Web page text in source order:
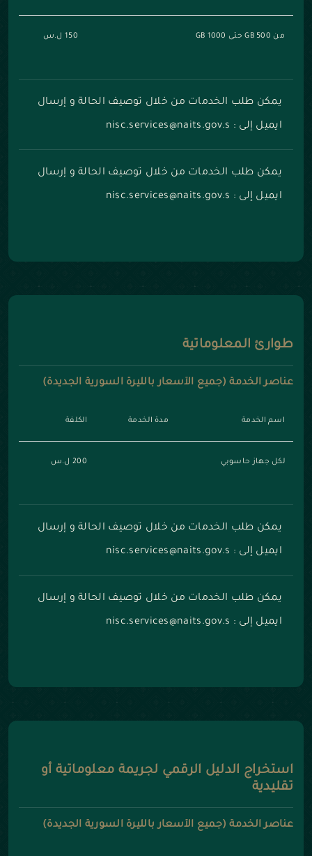
من 500 GB حتى 1000 GB 150 ل.س
يمكن طلب الخدمات من خلال توصيف الحالة و إرسال
ايميل إلى : nisc.services@naits.gov.s
يمكن طلب الخدمات من خلال توصيف الحالة و إرسال
ايميل إلى : nisc.services@naits.gov.s
طوارئ المعلوماتية
عناصر الخدمة (جميع الأسعار بالليرة السورية الجديدة)
اسم الخدمة مدة الخدمة الكلفة
لكل جهاز حاسوبي 200 ل.س
يمكن طلب الخدمات من خلال توصيف الحالة و إرسال
ايميل إلى : nisc.services@naits.gov.s
يمكن طلب الخدمات من خلال توصيف الحالة و إرسال
ايميل إلى : nisc.services@naits.gov.s
استخراج الدليل الرقمي لجريمة معلوماتية أو
تقليدية
عناصر الخدمة (جميع الأسعار بالليرة السورية الجديدة)